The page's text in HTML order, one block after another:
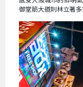
御堂筋大道則林立著